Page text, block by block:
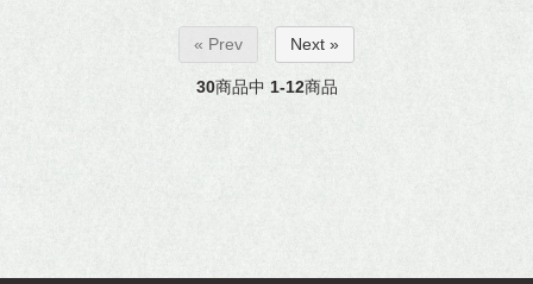
« Prev Next »
30商品中 1-12商品